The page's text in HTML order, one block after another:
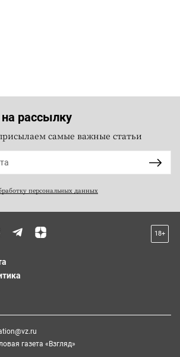
рассылку
самые важные статьи
персональных данных
18+
газета «Взгляд»